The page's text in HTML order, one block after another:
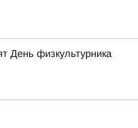
День физкультурника